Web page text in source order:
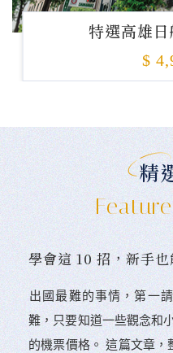
特選高雄
$
精
學會這 10 招，新手
出國最難的事情，第一
難，只要知道一些觀念和
的機票價格。 這篇文章，